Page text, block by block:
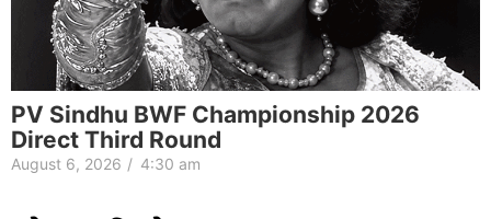
PV Sindhu BWF Championship 2026
Direct Third Round
August 6, 2026 / 4:30 am